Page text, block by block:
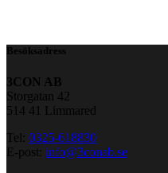
Besöksadress
3CON AB
Storgatan 42
514 41 Limmared
Tel: 0325-618830
E-post: info@3conab.se